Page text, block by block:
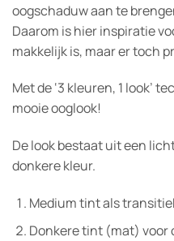
oogschaduw aan te
Daarom is hier inspiratie
makkelijk is, maar er toch
Met de ‘3 kleuren, 1 look’
mooie ooglook!
De look bestaat uit een
donkere kleur.
Medium tint als
Donkere tint (mat) voor